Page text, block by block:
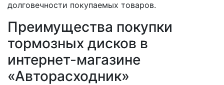
долговечности покупаемых товаров.
Преимущества покупки
тормозных дисков в
интернет-магазине
«Авторасходник»